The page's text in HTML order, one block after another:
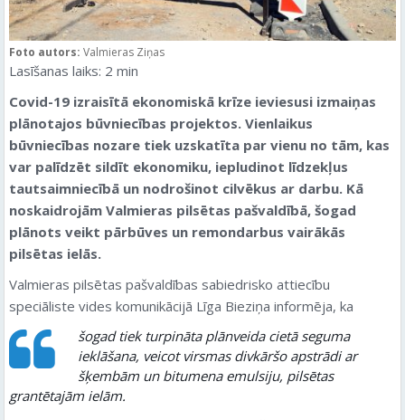
Foto autors: Valmieras Ziņas
Lasīšanas laiks: 2 min
Covid-19 izraisītā ekonomiskā krīze ieviesusi izmaiņas
plānotajos būvniecības projektos. Vienlaikus
būvniecības nozare tiek uzskatīta par vienu no tām, kas
var palīdzēt sildīt ekonomiku, iepludinot līdzekļus
tautsaimniecībā un nodrošinot cilvēkus ar darbu. Kā
noskaidrojām Valmieras pilsētas pašvaldībā, šogad
plānots veikt pārbūves un remondarbus vairākās
pilsētas ielās.
Valmieras pilsētas pašvaldības sabiedrisko attiecību
speciāliste vides komunikācijā Līga Bieziņa informēja, ka
šogad tiek turpināta plānveida cietā seguma
ieklāšana, veicot virsmas divkāršo apstrādi ar
šķembām un bitumena emulsiju, pilsētas
grantētajām ielām.